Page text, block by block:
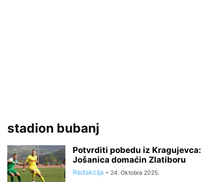
stadion bubanj
Potvrditi pobedu iz Kragujevca:
Jošanica domaćin Zlatiboru
Redakcija - 24. Oktobra 2025.